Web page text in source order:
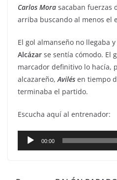
Carlos Mora sacaban fuerzas
arriba buscando al menos el
El gol almanseño no llegaba
Alcázar se sentía cómodo. El
marcador definitivo lo hacía,
alcazareño,Avilés en tiempo
terminaba el partido.
Escucha aquí al entrenador:
Reproductor
de
00:00